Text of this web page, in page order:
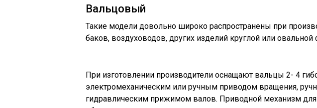
Вальцовый
Такие модели довольно широко распространены при
баков, воздуховодов, других изделий круглой или
При изготовлении производители оснащают вальцы 2- 4
электромеханическим или ручным приводом вращения,
гидравлическим прижимом валов. Приводной механизм